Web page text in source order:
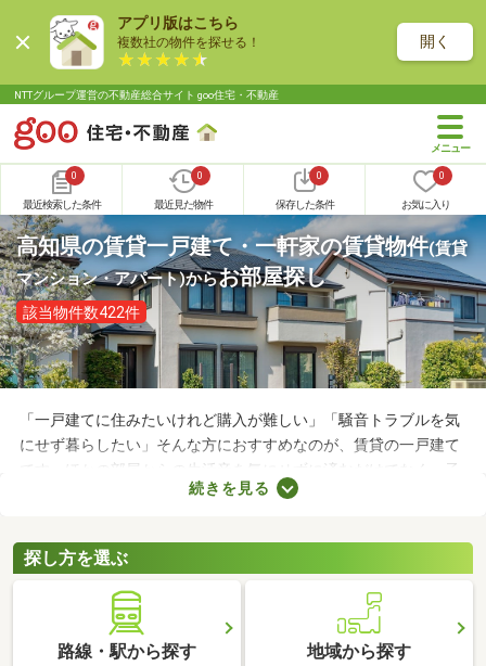
アプリ版はこちら
複数社の物件を探せる！ 開く
NTTグループ運営の不動産総合サイト goo住宅・不動産
0
最近検索した条件
0
最近見た物件
0
保存した条件
0
お気に入り
高知県の賃貸一戸建て・一軒家の賃貸物件(賃貸
マンション・アパート)からお部屋探し
該当物件数422件
「一戸建てに住みたいけれど購入が難しい」「騒音トラブルを気
にせず暮らしたい」そんな方におすすめなのが、賃貸の一戸建て
です。ほかの部屋からの生活音を気にせずに済むだけでなく、子
どもの足音に気を遣わずに済む点も戸建ての魅力。生活音のトラ
します。
続きを見る
探し方を選ぶ
路線・駅から探す 地域から探す